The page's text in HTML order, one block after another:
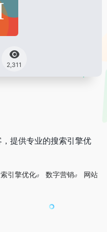
2,311
提供专业的搜索引擎优
引擎优化 数字营销
网站